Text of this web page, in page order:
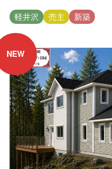
軽井沢 売主 新築
NEW